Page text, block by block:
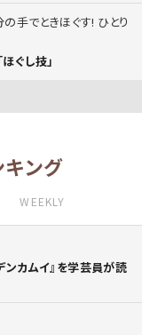
手でときほぐす! ひとり
ぐし技」
ング
WEEKLY
ンカムイ』を学芸員が読